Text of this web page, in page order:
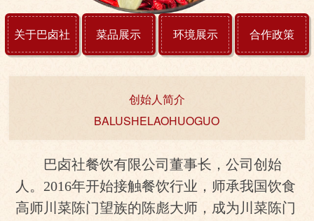
关于巴卤社 菜品展示 环境展示 合作政策
创始人简介
BALUSHELAOHUOGUO
巴卤社餐饮有限公司董事长，公司创始
人。2016年开始接触餐饮行业，师承我国饮食
高师川菜陈门望族的陈彪大师，成为川菜陈门